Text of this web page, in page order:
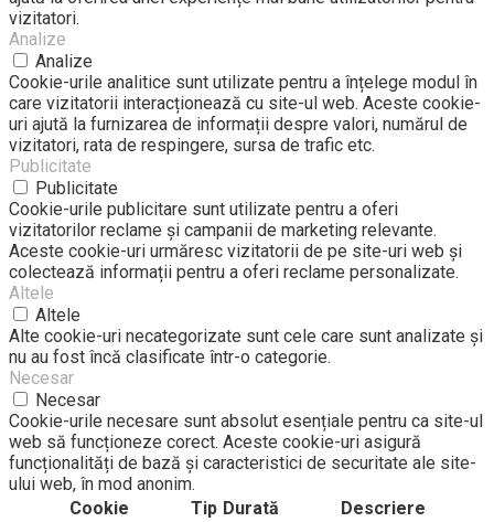
vizitatori.
Analize
Analize
Cookie-urile analitice sunt utilizate pentru a înțelege modul în
care vizitatorii interacționează cu site-ul web. Aceste cookie-
uri ajută la furnizarea de informații despre valori, numărul de
vizitatori, rata de respingere, sursa de trafic etc.
Publicitate
Publicitate
Cookie-urile publicitare sunt utilizate pentru a oferi
vizitatorilor reclame și campanii de marketing relevante.
Aceste cookie-uri urmăresc vizitatorii de pe site-uri web și
colectează informații pentru a oferi reclame personalizate.
Altele
Altele
Alte cookie-uri necategorizate sunt cele care sunt analizate și
nu au fost încă clasificate într-o categorie.
Necesar
Necesar
Cookie-urile necesare sunt absolut esențiale pentru ca site-ul
web să funcționeze corect. Aceste cookie-uri asigură
funcționalități de bază și caracteristici de securitate ale site-
ului web, în ​​mod anonim.
Cookie
Tip Durată Descriere